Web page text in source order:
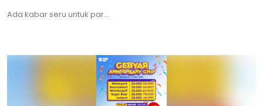
Ada kabar seru untuk par...